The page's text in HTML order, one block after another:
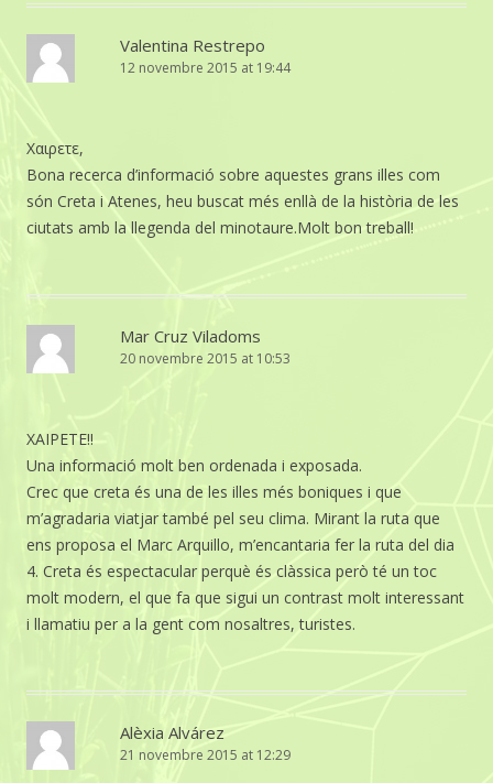
Valentina Restrepo
12 novembre 2015 at 19:44
Χαιρετε,
Bona recerca d’informació sobre aquestes grans illes com
són Creta i Atenes, heu buscat més enllà de la història de les
ciutats amb la llegenda del minotaure.Molt bon treball!
Mar Cruz Viladoms
20 novembre 2015 at 10:53
XAIPETE!!
Una informació molt ben ordenada i exposada.
Crec que creta és una de les illes més boniques i que
m’agradaria viatjar també pel seu clima. Mirant la ruta que
ens proposa el Marc Arquillo, m’encantaria fer la ruta del dia
4. Creta és espectacular perquè és clàssica però té un toc
molt modern, el que fa que sigui un contrast molt interessant
i llamatiu per a la gent com nosaltres, turistes.
Alèxia Alvárez
21 novembre 2015 at 12:29